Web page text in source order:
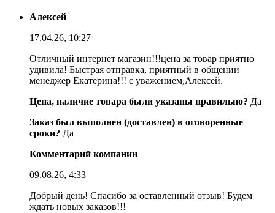
Алексей
17.04.26, 10:27
Отличный интернет магазин!!!цена за товар приятно
удивила! Быстрая отправка, приятный в общении
менеджер Екатерина!!! с уважением,Алексей.
Цена, наличие товара были указаны правильно? Да
Заказ был выполнен (доставлен) в оговоренные
сроки? Да
Комментарий компании
09.08.26, 4:33
Добрый день! Спасибо за оставленный отзыв! Будем
ждать новых заказов!!!